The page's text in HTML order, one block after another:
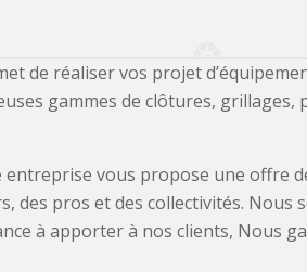
de réaliser vos projet
gammes de clôtures,
vous propose une offre
des pros et des collectivités. Nous
à apporter à nos clients, Nous